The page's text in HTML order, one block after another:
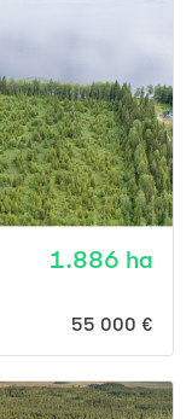
1.886 ha
55 000 €